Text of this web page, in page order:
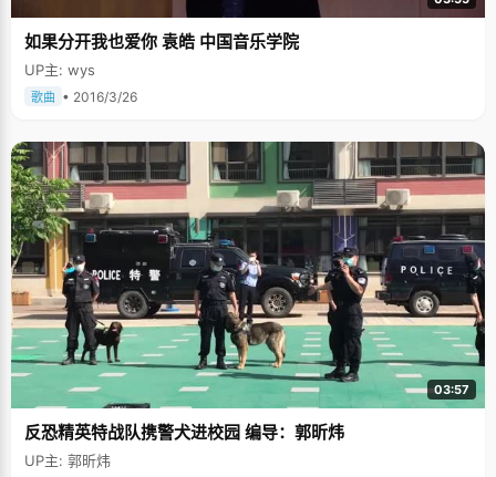
如果分开我也爱你 袁皓 中国音乐学院
UP主: wys
歌曲 • 2016/3/26
03:57
反恐精英特战队携警犬进校园 编导：郭昕炜
UP主: 郭昕炜